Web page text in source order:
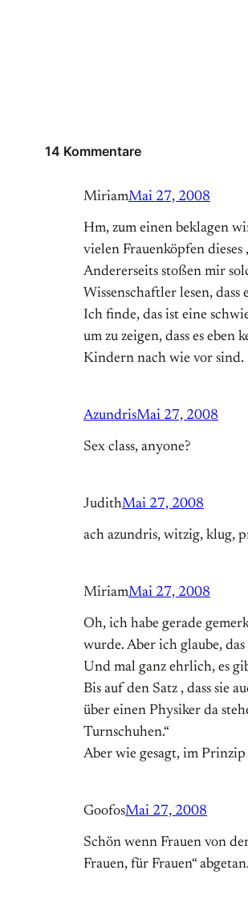
14 Kommentare
MiriamMai 27, 2008
Hm, zum einen beklagen
vielen Frauenköpfen
Andererseits stoßen mir
Wissenschaftler lesen,
Ich finde, das ist eine
um zu zeigen, dass es
Kindern nach wie vor sind.
AzundrisMai 27, 2008
Sex class, anyone?
JudithMai 27, 2008
ach azundris, witzig, klug,
MiriamMai 27, 2008
Oh, ich habe gerade
wurde. Aber ich glaube,
Und mal ganz ehrlich, es
Bis auf den Satz , dass sie
über einen Physiker da
Turnschuhen.“
Aber wie gesagt, im
GoofosMai 27, 2008
Schön wenn Frauen von
Frauen, für Frauen“